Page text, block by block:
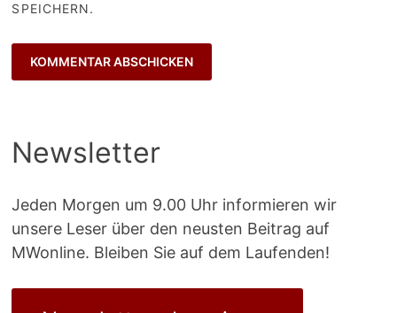
SPEICHERN.
Newsletter
Jeden Morgen um 9.00 Uhr informieren wir
unsere Leser über den neusten Beitrag auf
MWonline. Bleiben Sie auf dem Laufenden!